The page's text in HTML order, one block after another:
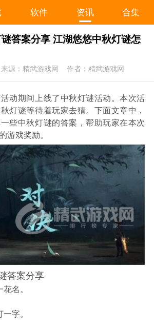
软件 资讯 合集
答案分享 江湖悠悠中秋灯谜怎
来源：精武游戏网 作者：精武游戏网
动期间上线了中秋灯谜活动。本次活
灯谜等待着玩家去猜。下面文章中，
些中秋灯谜的答案，帮助玩家在本次
游戏奖励。
答案分享
名。
字。